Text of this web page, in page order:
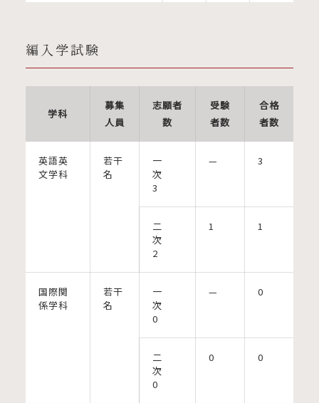
編入学試験
学科
募集
人員
志願者
数
受験
者数
合格
者数
英語英
文学科
若干
名
一
次
3
— 3
二
次
2
1 1
国際関
係学科
若干
名
一
次
0
— 0
二
次
0
0 0